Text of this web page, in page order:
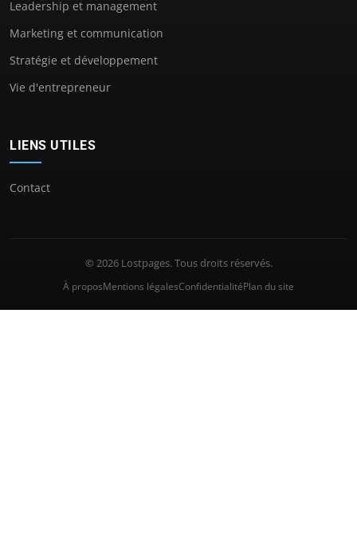
Leadership et management
Marketing et communication
Stratégie et développement
Vie d'entrepreneur
LIENS UTILES
Contact
© 2026 Lostpages. Tous droits réservés.
À proposMentions légalesConfidentialitéPlan du site